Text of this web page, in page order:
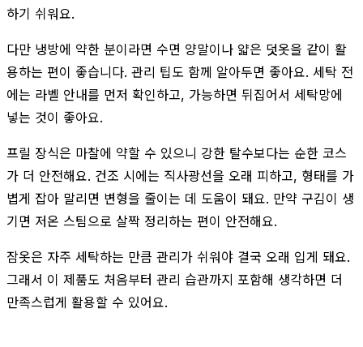
하기 쉬워요.
다만 냉방에 약한 분이라면 수면 양말이나 얇은 덧옷을 같이 활
용하는 편이 좋습니다. 관리 팁도 함께 알아두면 좋아요. 세탁 전
에는 라벨 안내를 먼저 확인하고, 가능하면 뒤집어서 세탁망에
넣는 것이 좋아요.
프릴 장식은 마찰에 약할 수 있으니 강한 탈수보다는 순한 코스
가 더 안전해요. 건조 시에는 직사광선을 오래 피하고, 형태를 가
볍게 잡아 말리면 변형을 줄이는 데 도움이 돼요. 만약 구김이 생
기면 저온 스팀으로 살짝 정리하는 편이 안전해요.
잠옷은 자주 세탁하는 만큼 관리가 쉬워야 결국 오래 입게 돼요.
그래서 이 제품도 처음부터 관리 습관까지 포함해 생각하면 더
만족스럽게 활용할 수 있어요.